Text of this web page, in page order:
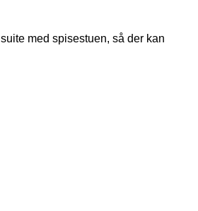
med spisestuen, så der kan